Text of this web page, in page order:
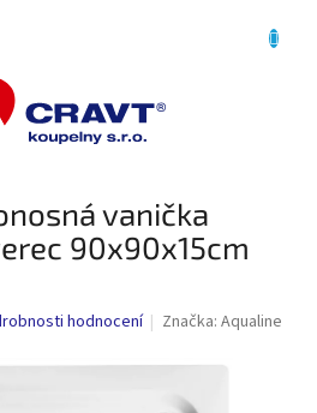
vanička
90x90x15cm
hodnocení Značka:Aqualine